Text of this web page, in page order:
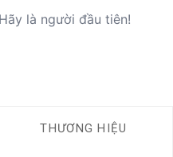
là người đầu tiên!
THƯƠNG HIỆU